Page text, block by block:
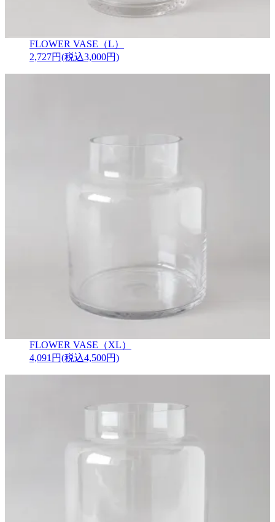
FLOWER VASE（L）
2,727円(税込3,000円)
FLOWER VASE（XL）
4,091円(税込4,500円)